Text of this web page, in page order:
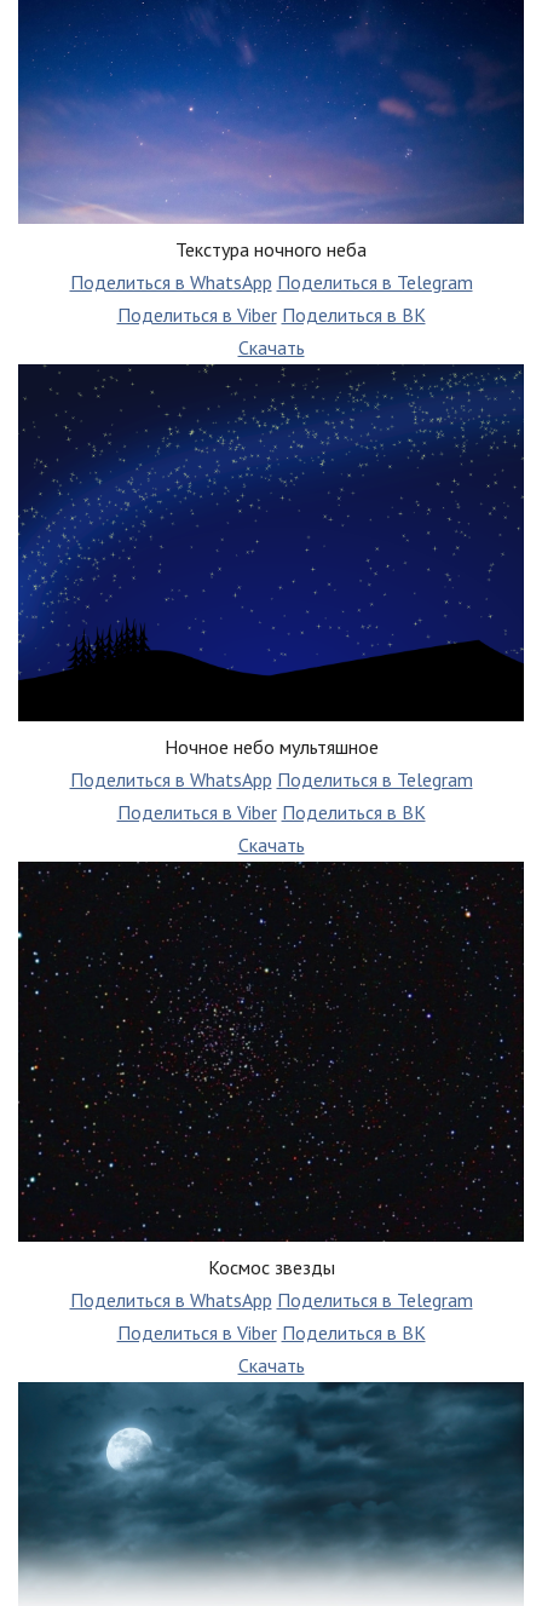
Текстура ночного неба
Поделиться в WhatsApp Поделиться в Telegram
Поделиться в Viber Поделиться в ВК
Скачать
Ночное небо мультяшное
Поделиться в WhatsApp Поделиться в Telegram
Поделиться в Viber Поделиться в ВК
Скачать
Космос звезды
Поделиться в WhatsApp Поделиться в Telegram
Поделиться в Viber Поделиться в ВК
Скачать